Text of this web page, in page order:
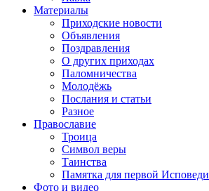
Материалы
Приходские новости
Объявления
Поздравления
О других приходах
Паломничества
Молодёжь
Послания и статьи
Разное
Православие
Троица
Символ веры
Таинства
Памятка для первой Исповеди
Фото и видео